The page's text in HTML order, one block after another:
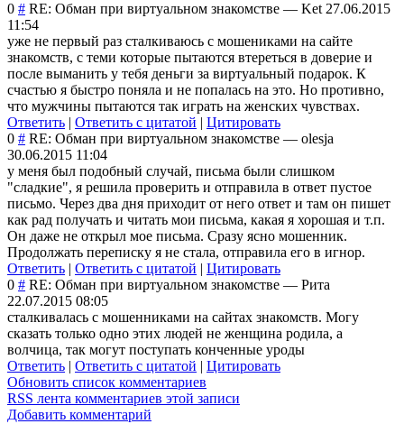
0 # RE: Обман при виртуальном знакомстве — Ket 27.06.2015
11:54
уже не первый раз сталкиваюсь с мошениками на сайте
знакомств, с теми которые пытаются втереться в доверие и
после выманить у тебя деньги за виртуальный подарок. К
счастью я быстро поняла и не попалась на это. Но противно,
что мужчины пытаются так играть на женских чувствах.
Ответить | Ответить с цитатой | Цитировать
0 # RE: Обман при виртуальном знакомстве — olesja
30.06.2015 11:04
у меня был подобный случай, письма были слишком
"сладкие", я решила проверить и отправила в ответ пустое
письмо. Через два дня приходит от него ответ и там он пишет
как рад получать и читать мои письма, какая я хорошая и т.п.
Он даже не открыл мое письма. Сразу ясно мошенник.
Продолжать переписку я не стала, отправила его в игнор.
Ответить | Ответить с цитатой | Цитировать
0 # RE: Обман при виртуальном знакомстве — Рита
22.07.2015 08:05
сталкивалась с мошенниками на сайтах знакомств. Могу
сказать только одно этих людей не женщина родила, а
волчица, так могут поступать конченные уроды
Ответить | Ответить с цитатой | Цитировать
Обновить список комментариев
RSS лента комментариев этой записи
Добавить комментарий